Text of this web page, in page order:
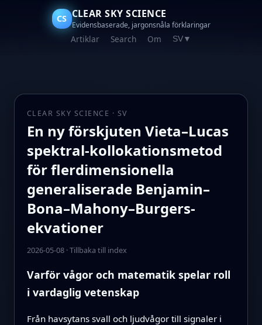
CS CLEAR SKY SCIENCE
Evidensbaserade, jargonsnåla förklaringar
Artiklar Search Om SV ▼
CLEAR SKY SCIENCE · SV
En ny förskjuten Vieta–Lucas
spektral-kollokationsmetod
för flerdimensionella
generaliserade Benjamin–
Bona–Mahony–Burgers-
ekvationer
2026-05-08·Tillbaka till index
Varför vågor och matematik spelar roll
i vardaglig vetenskap
Från havsytans svall och ljudvågor till signaler i